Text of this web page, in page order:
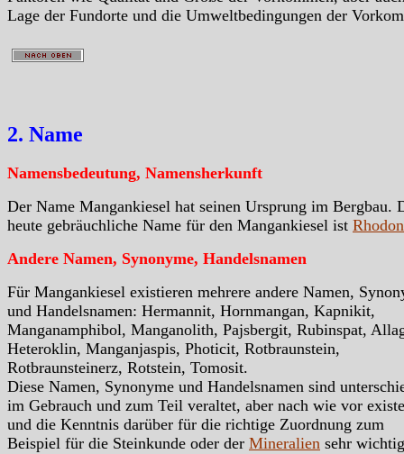
Lage der Fundorte und die Umweltbedingungen der
2. Name
Namensbedeutung, Namensherkunft
Der Name Mangankiesel hat seinen Ursprung im Bergbau.
heute gebräuchliche Name für den Mangankiesel ist
Andere Namen, Synonyme, Handelsnamen
Für Mangankiesel existieren mehrere andere Namen,
und Handelsnamen: Hermannit, Hornmangan, Kapnikit,
Manganamphibol, Manganolith, Pajsbergit, Rubinspat,
Heteroklin, Manganjaspis, Photicit, Rotbraunstein,
Rotbraunsteinerz, Rotstein, Tomosit.
Diese Namen, Synonyme und Handelsnamen sind
im Gebrauch und zum Teil veraltet, aber nach wie vor
und die Kenntnis darüber für die richtige Zuordnung zum
Beispiel für die Steinkunde oder der Mineralien sehr